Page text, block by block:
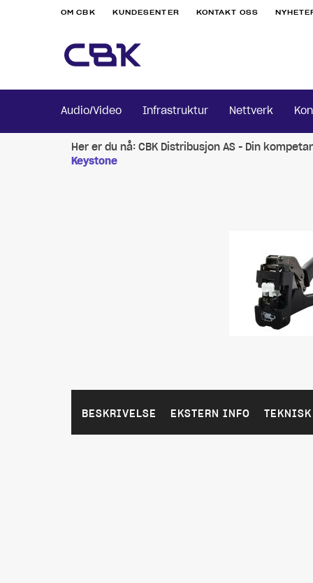
OM CBK KUNDESENTER KONTAKT OSS
Audio/Video Infrastruktur Nettverk
Her er du nå: CBK Distribusjon AS - Din
Keystone
BESKRIVELSE EKSTERN INFO